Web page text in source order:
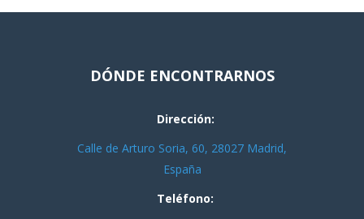
DÓNDE ENCONTRARNOS
Dirección:
Calle de Arturo Soria, 60, 28027 Madrid,
España
Teléfono: